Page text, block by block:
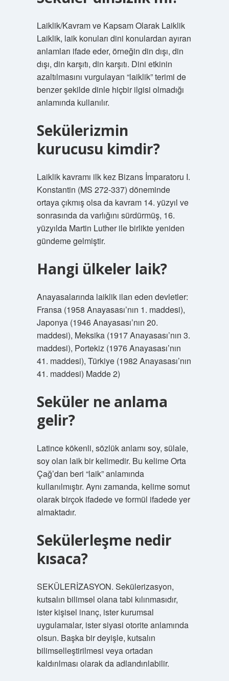
Laiklik/Kavram ve Kapsam Olarak Laiklik
Laiklik, laik konuları dini konulardan ayıran
anlamları ifade eder, örneğin din dışı, din
dışı, din karşıtı, din karşıtı. Dini etkinin
azaltılmasını vurgulayan “laiklik” terimi de
benzer şekilde dinle hiçbir ilgisi olmadığı
anlamında kullanılır.
Sekülerizmin
kurucusu kimdir?
Laiklik kavramı ilk kez Bizans İmparatoru I.
Konstantin (MS 272-337) döneminde
ortaya çıkmış olsa da kavram 14. yüzyıl ve
sonrasında da varlığını sürdürmüş, 16.
yüzyılda Martin Luther ile birlikte yeniden
gündeme gelmiştir.
Hangi ülkeler laik?
Anayasalarında laiklik ilan eden devletler:
Fransa (1958 Anayasası’nın 1. maddesi),
Japonya (1946 Anayasası’nın 20.
maddesi), Meksika (1917 Anayasası’nın 3.
maddesi), Portekiz (1976 Anayasası’nın
41. maddesi), Türkiye (1982 Anayasası’nın
41. maddesi) Madde 2)
Seküler ne anlama
gelir?
Latince kökenli, sözlük anlamı soy, sülale,
soy olan laik bir kelimedir. Bu kelime Orta
Çağ’dan beri “laik” anlamında
kullanılmıştır. Aynı zamanda, kelime somut
olarak birçok ifadede ve formül ifadede yer
almaktadır.
Sekülerleşme nedir
kısaca?
SEKÜLERİZASYON. Sekülerizasyon,
kutsalın bilimsel olana tabi kılınmasıdır,
ister kişisel inanç, ister kurumsal
uygulamalar, ister siyasi otorite anlamında
olsun. Başka bir deyişle, kutsalın
bilimselleştirilmesi veya ortadan
kaldırılması olarak da adlandırılabilir.